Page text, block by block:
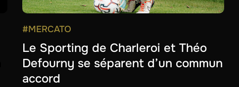
#MERCATO
Le Sporting de Charleroi et Théo
Defourny se séparent d’un commun
accord